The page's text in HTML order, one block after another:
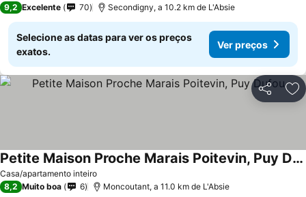
9,2 Excelente 70 Secondigny, a 10.2 km de L'Absie
Selecione as datas para ver os preços
exatos.
Ver preços
Partilhar
Casa/apartamento inteiro
Petite Maison Proche Marais Poitevin, Puy Dufou
Ver preços
8,2 Muito boa 6 Moncoutant, a 11.0 km de L'Absie